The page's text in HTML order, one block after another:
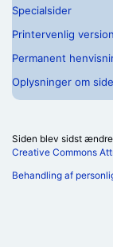
Specialsider
Printervenlig version
Permanent
Oplysninger om
Siden blev sidst
Creative Commons
Behandling af